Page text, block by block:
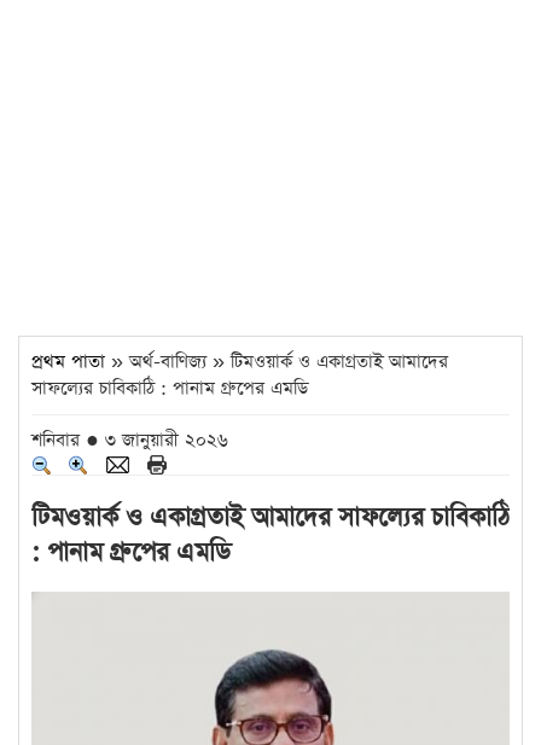
প্রথম পাতা » অর্থ-বাণিজ্য » টিমওয়ার্ক ও একাগ্রতাই আমাদের
সাফল্যের চাবিকাঠি : পানাম গ্রুপের এমডি
শনিবার ● ৩ জানুয়ারী ২০২৬
টিমওয়ার্ক ও একাগ্রতাই আমাদের সাফল্যের চাবিকাঠি
: পানাম গ্রুপের এমডি